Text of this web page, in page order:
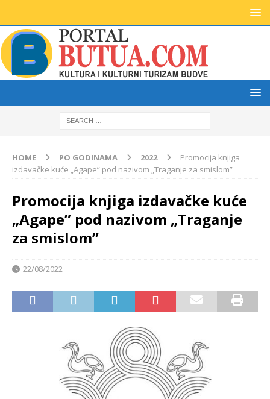
HOME PO GODINAMA 2022
Promocija knjiga
izdavačke kuće „Agape” pod nazivom „Traganje za smislom”
Promocija knjiga izdavačke kuće
„Agape” pod nazivom „Traganje
za smislom”
22/08/2022